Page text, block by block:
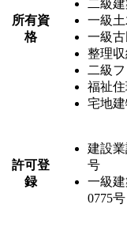
所有資
格
二級
一級
一級
整理
二級
福祉
宅地
許可登
録
建設
号
一級
0775号